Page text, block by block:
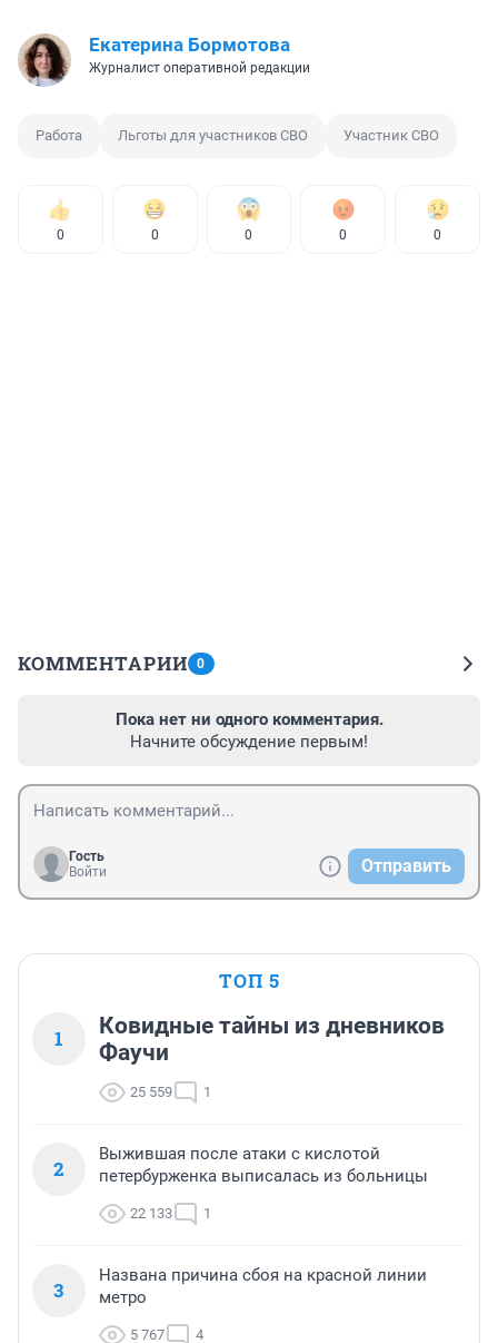
Екатерина Бормотова
Журналист оперативной редакции
Работа Льготы для участников СВО Участник СВО
0 0 0 0 0
КОММЕНТАРИИ 0
Пока нет ни одного комментария.
Начните обсуждение первым!
Гость
Войти
Отправить
ТОП 5
1
Ковидные тайны из дневников
Фаучи
25 559 1
2
Выжившая после атаки с кислотой
петербурженка выписалась из больницы
22 133 1
3
Названа причина сбоя на красной линии
метро
5 767 4